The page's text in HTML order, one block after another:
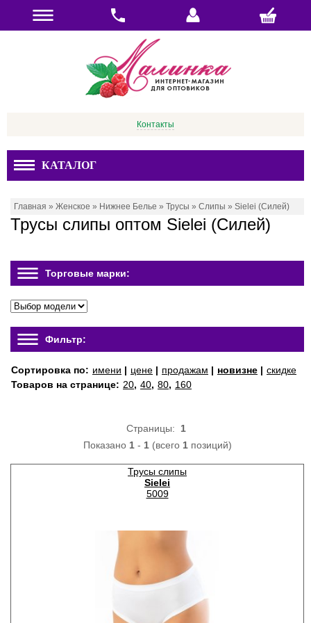
Контакты
КАТАЛОГ
Главная » Женское » Нижнее Белье » Трусы » Слипы » Sielei (Силей)
Трусы слипы оптом Sielei (Силей)
Торговые марки:
Фильтр:
Сортировка по: имени | цене | продажам | новизне | скидке
Товаров на странице: 20, 40, 80, 160
Страницы: 1
Показано 1- 1(всего 1позиций)
Трусы слипы
Sielei
5009